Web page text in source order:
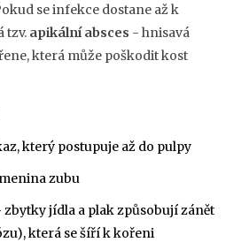
se infekce dostane až k
tzv. apikální absces - hnisavá
která může poškodit kost
který postupuje až do pulpy
zubu
zbytky jídla a plak způsobují zánět
která se šíří k kořeni